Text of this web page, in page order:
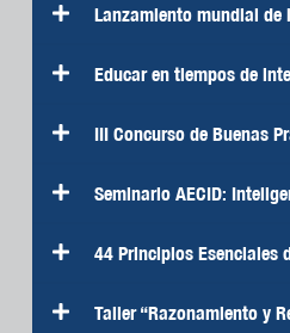
Lanzamiento mundial de
Educar en tiempos de
III Concurso de Buenas
Seminario AECID:
44 Principios Esenciales
Taller “Razonamiento y